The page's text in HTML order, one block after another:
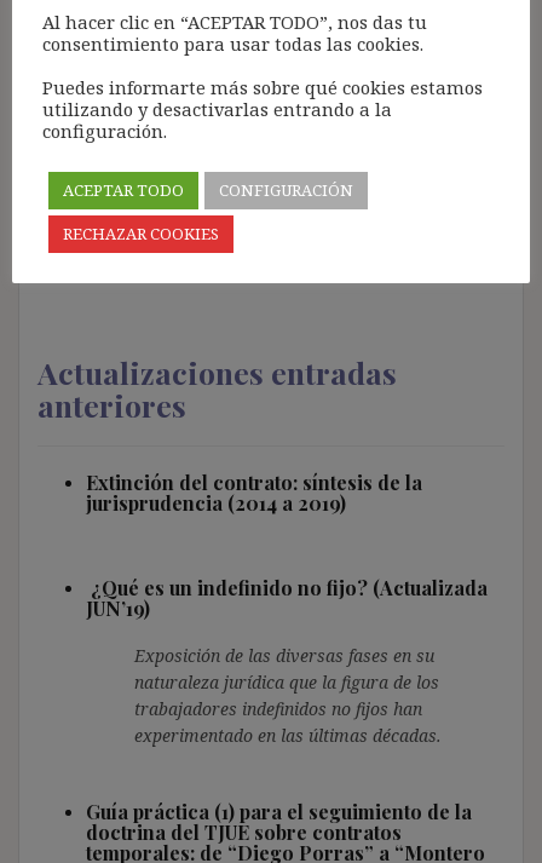
El desplazamiento de normas sociales por
normas mercantiles El mercado se está
convirtiendo en un instrumento que facilita el
acceso a bienes y servicios de todo tipo. Como
una idea de la extensión de este fenómeno
global (entre otros muchos ejemplos): es
posible contratar a una empresa […]
Actualizaciones entradas
anteriores
Extinción del contrato: síntesis de la
jurisprudencia (2014 a 2019)
¿Qué es un indefinido no fijo? (Actualizada
JUN’19)
Exposición de las diversas fases en su
naturaleza jurídica que la figura de los
trabajadores indefinidos no fijos han
experimentado en las últimas décadas.
Guía práctica (1) para el seguimiento de la
doctrina del TJUE sobre contratos
temporales: de “Diego Porras” a “Montero
Al hacer clic en “ACEPTAR TODO”, nos das tu
consentimiento para usar todas las cookies.
Puedes informarte más sobre qué cookies estamos
utilizando y desactivarlas entrando a la
configuración.
ACEPTAR TODO
CONFIGURACIÓN
RECHAZAR COOKIES